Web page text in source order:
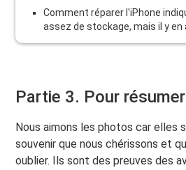
Comment réparer l'iPhone
assez de stockage, mais il y en
Partie 3. Pour
Nous aimons les photos car elles
souvenir que nous chérissons et
oublier. Ils sont des preuves des